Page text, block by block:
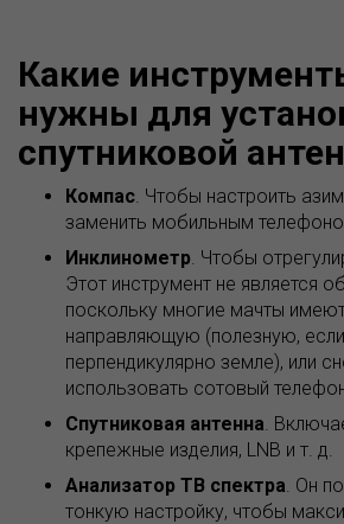
Какие
нужны для
спутниковой
Компас . Чтобы настроить
заменить мобильным
Инклинометр . Чтобы
Этот инструмент не является
поскольку многие мачты
направляющую (полезную,
перпендикулярно земле), или
использовать сотовый
Спутниковая антенна .
крепежные изделия, LNB и т. д.
Анализатор ТВ спектра . Он
тонкую настройку, чтобы